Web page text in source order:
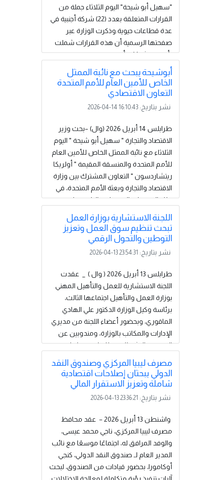
"سهيل أبو شيحة" اليوم الثلاثاء جملة من
القرارات المتعلقة بعدد (22) شركة أجنبية في
عدة قطاعات حيوية.وذكرت الوزارة عبر
صفحتها الرسمية أن هذه القرارات شملت
تأسيس شركات أجنبية جديدة، وتجديد قيود
لشركات قائمة، بالإضافة إلى تأسيس
شركات مشتركة (محلية – أجنبية)، وذلك بعد
استكمال كافة الإجراءات القانونية والإدارية،
ومعالجة الملاحظات التي كانت سببًا في تأخر
استكمال ملفاتها خلال الفترة
الماضية.وأوضحت الوزارة أن هذا الإجراء يأتي
في إطار جهودها لتعزيز بيئة الأعمال، ورفع
مستوى الثقة في الاقتصاد الوطني،
وتسهيل...
إقرأ المزيد
أبوشيحة يبحث مع نائبة الممثل
الخاص للأمين العام للأمم المتحدة
التعاون الاقتصادي
نشر بتاريخ:2026-04-14 16:10:43
طرابلس 14 أبريل 2026 (وال) –بحث وزير
الاقتصاد والتجارة " سهيل أبو شيحة " اليوم
الثلاثاء مع نائبة الممثل الخاص للأمين العام
للأمم المتحدة والمنسقة المقيمة " أولريكا
ريتشاردسون " التعاون المشترك بين وزارة
الاقتصاد والتجارة وبعثة الأمم المتحدة، في
ظل المتغيرات الاقتصادية الراهنة على
التحديات التي تواجه الاقتصاد الليبي، والفرص
المتاحة لدعم مسار الإصلاح والتنمية و توحيد
الإنفاق الحكومي، وما له من انعكاسات
إيجابية على تعزيز الاستقرار المالي ورفع
كفاءة إدارة الموارد، إلى جانب مناقشة عدد
من القضايا الاقتصادية ذات...
إقرأ المزيد
اللجنة الاستشارية بوزارة العمل
تبحث تنظيم سوق العمل وتعزيز
التوطين والتحول الرقمي
نشر بتاريخ:2026-04-13 23:54:31
طرابلس 13 أبريل 2026 ( وال ) _ عقدت
اللجنة الاستشارية للعمل والتأهيل المهني
بوزارة العمل والتأهيل اجتماعها الثالث،
برئاسة وكيل الوزارة الدكتور علي الهادي
الماقوري، وبحضور أعضاء اللجنة من مديري
الإدارات والمكاتب بالوزارة، ومندوبين عن
الصندوق الاشتراكي، وذلك لبحث ملفات
الوطنية.واستهل وكيل الوزارة الاجتماع
بالتأكيد على الرؤية الاستراتيجية للوزارة
الهادفة إلى خلق بيئة عمل جاذبة تستوعب
الشباب الليبي، مشيرًا إلى أن تخفيف العبء
عن الوظيفة العامة يتطلب تكاتف الجهود
لضمان سلامة سوق العمل وتعزيز العدالة
الاجتماعية والحماية المهنية. كما أكد
ضرورة...
إقرأ المزيد
مصرف ليبيا المركزي وصندوق النقد
الدولي يبحثان إصلاحات اقتصادية
شاملة وتعزيز الاستقرار المالي
نشر بتاريخ:2026-04-13 23:36:21
واشنطن 13 أبريل 2026 – عقد محافظ
مصرف ليبيا المركزي، ناجي محمد عيسى،
والوفد المرافق له، اجتماعًا موسعًا مع نائب
المدير العام لـ صندوق النقد الدولي، كنجي
أوكامورا، بحضور قيادات من الصندوق، لبحث